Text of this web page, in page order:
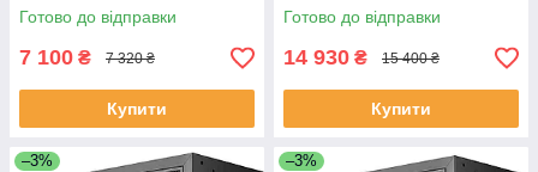
Готово до відправки
7 100 ₴ 7 320 ₴
Купити
Готово до відправки
14 930 ₴ 15 400 ₴
Купити
–3% –3%